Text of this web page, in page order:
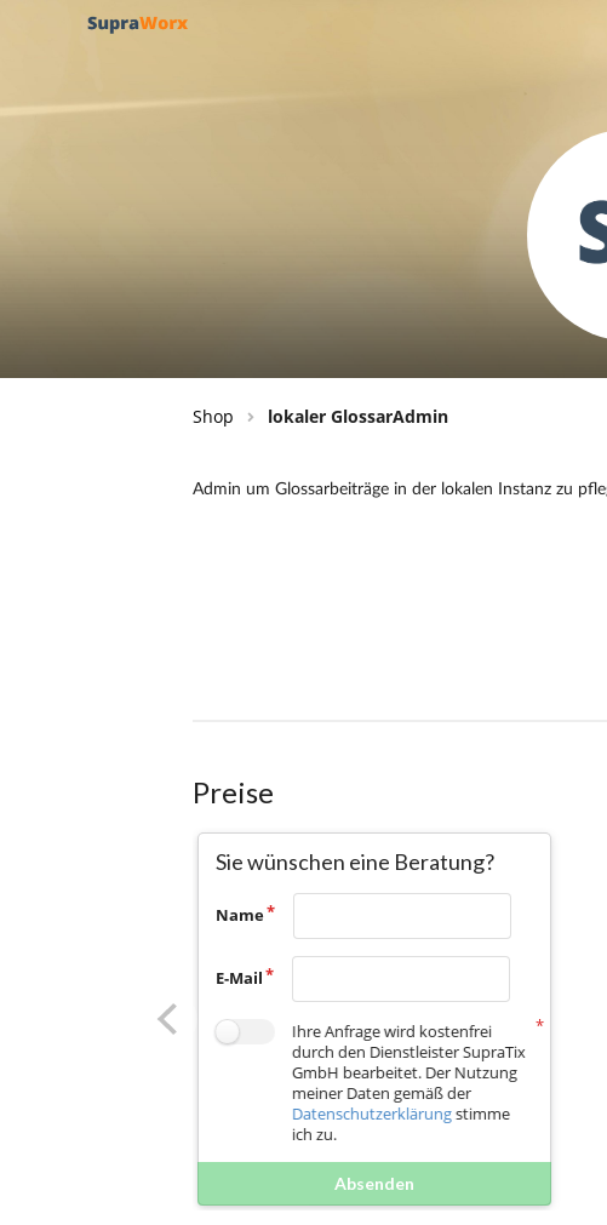
Shop lokaler GlossarAdmin
Preise
Sie wünschen eine Beratung?
Name
E-Mail
Ihre Anfrage wird kostenfrei
durch den Dienstleister SupraTix
GmbH bearbeitet. Der Nutzung
meiner Daten gemäß der
Datenschutzerklärungstimme
ich zu.
Absenden